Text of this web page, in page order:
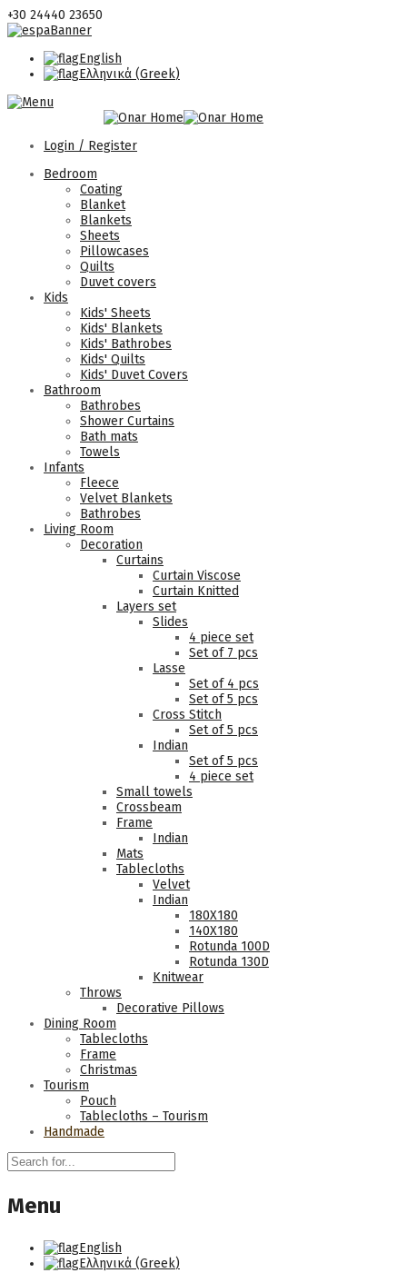
+30 24440 23650
English
Ελληνικά (Greek)
Login / Register
Bedroom
Coating
Blanket
Blankets
Sheets
Pillowcases
Quilts
Duvet covers
Kids
Kids' Sheets
Kids' Blankets
Kids' Bathrobes
Kids' Quilts
Kids' Duvet Covers
Bathroom
Bathrobes
Shower Curtains
Bath mats
Towels
Infants
Fleece
Velvet Blankets
Bathrobes
Living Room
Decoration
Curtains
Curtain Viscose
Curtain Knitted
Layers set
Slides
4 piece set
Set of 7 pcs
Lasse
Set of 4 pcs
Set of 5 pcs
Cross Stitch
Set of 5 pcs
Indian
Set of 5 pcs
4 piece set
Small towels
Crossbeam
Frame
Indian
Mats
Tablecloths
Velvet
Indian
180Χ180
140Χ180
Rotunda 100D
Rotunda 130D
Knitwear
Throws
Decorative Pillows
Dining Room
Tablecloths
Frame
Christmas
Tourism
Pouch
Tablecloths – Tourism
Handmade
Menu
English
Ελληνικά (Greek)